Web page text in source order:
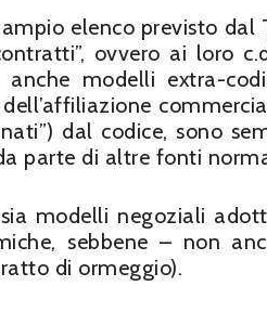
elenco previsto
ovvero ai loro
anche modelli extra-
dal codice, sono
parte di altre fonti
modelli negoziali
sebbene – non
di ormeggio).